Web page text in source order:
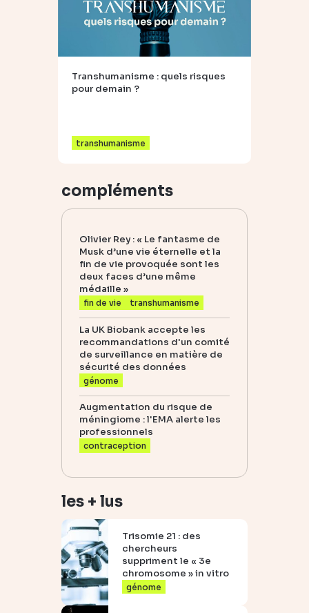
Transhumanisme : quels risques
pour demain ?
transhumanisme
compléments
Olivier Rey : « Le fantasme de
Musk d’une vie éternelle et la
fin de vie provoquée sont les
deux faces d’une même
médaille »
fin de vie transhumanisme
La UK Biobank accepte les
recommandations d'un comité
de surveillance en matière de
sécurité des données
génome
Augmentation du risque de
méningiome : l'EMA alerte les
professionnels
contraception
les + lus
Trisomie 21 : des
chercheurs
suppriment le « 3e
chromosome » in vitro
génome